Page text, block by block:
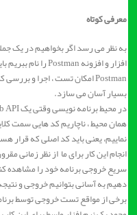
معرفی کوتاه
به نظر می رسد اگر بخواهیم در یک
افزار و افزونه Postman را نام ببریم باید چنین بگوییم:
بسیار آسان می سازد.
همان محیط ، ناچاریم کد هایی سمت
نماییم، یعنی باید کد اصلی که قرار
انجام این کار برای ما از نظر زمانی
سریع خروجی برنامه خود را مشاهده
دهیم به آسانی بتوانیم خروجی و
برخی از مواقع تست خروجی توسط